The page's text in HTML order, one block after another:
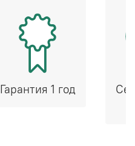
Гарантия 1 год